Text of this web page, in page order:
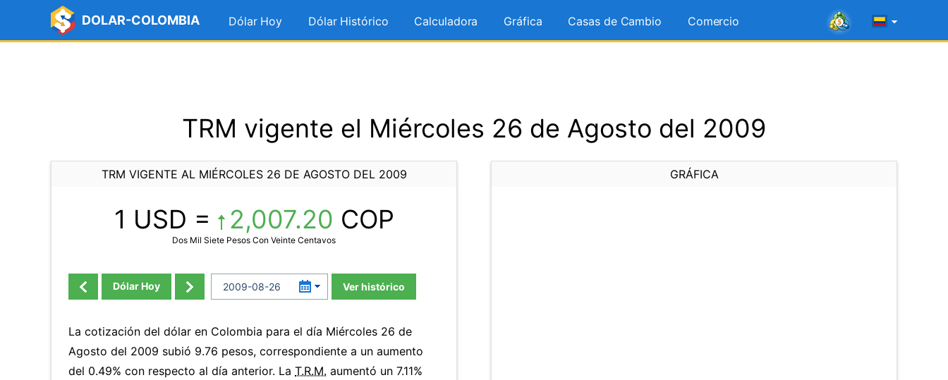
DOLAR-COLOMBIA Dólar Hoy Dólar Histórico Calculadora Gráfica Casas de Cambio Comercio
TRM vigente el Miércoles 26 de Agosto del 2009
TRM VIGENTE AL MIÉRCOLES 26 DE AGOSTO DEL 2009
1 USD = 2,007.20 COP
Dos Mil Siete Pesos Con Veinte Centavos
Dólar Hoy Ver histórico
La cotización del dólar en Colombia para el día Miércoles 26 de
Agosto del 2009 subió 9.76 pesos, correspondiente a un aumento
del 0.49% con respecto al día anterior. La T.R.M. aumentó un 7.11%
GRÁFICA